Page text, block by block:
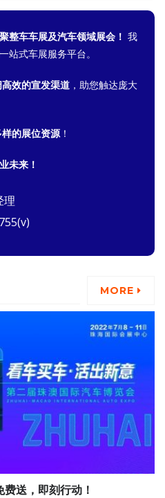
整车车展及汽车领域展会！ 我
站式车展服务平台。
高效的宣发渠道 ，助您触达庞大
的展位资源！
未来！
理
MORE
送，即刻行动！